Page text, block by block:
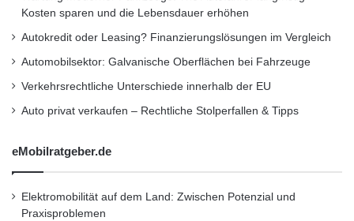
gleichzeitig. Die Ladestation kommuniziert mit
dem Elektrofahrzeug und reguliert die
Ladestromstärke. In weniger als zwei Stunden
ist das Auto aufgetankt. Dadurch spart man
kostbare Zeit und Energie. Noch günstiger wird
die E-Tankstelle in Verbindung mit einer
Photovoltaikanlage, Wärmepumpe oder einem
Blockheizkraftwerk. Denn dann wird das Auto
Kosten sparen und die Lebensdauer erhöhen
Autokredit oder Leasing? Finanzierungslösungen im Vergleich
Automobilsektor: Galvanische Oberflächen bei Fahrzeuge
Verkehrsrechtliche Unterschiede innerhalb der EU
Auto privat verkaufen – Rechtliche Stolperfallen & Tipps
eMobilratgeber.de
Elektromobilität auf dem Land: Zwischen Potenzial und
Praxisproblemen